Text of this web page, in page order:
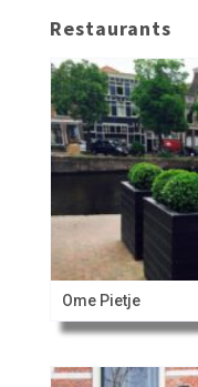
Restaurants
Ome Pietje